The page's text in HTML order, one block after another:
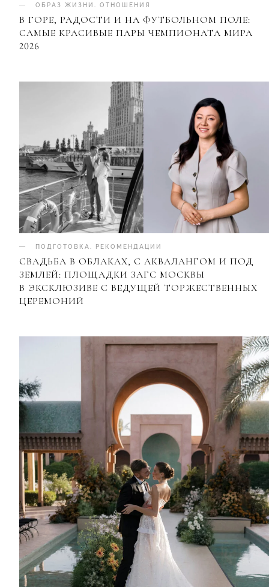
ОБРАЗ ЖИЗНИ . ОТНОШЕНИЯ
В ГОРЕ, РАДОСТИ И НА ФУТБОЛЬНОМ ПОЛЕ:
САМЫЕ КРАСИВЫЕ ПАРЫ ЧЕМПИОНАТА МИРА
2026
ПОДГОТОВКА РЕКОМЕНДАЦИИ
СВАДЬБА В ОБЛАКАХ, С АКВАЛАНГОМ И ПОД
ЗЕМЛЕЙ: ПЛОЩАДКИ ЗАГС МОСКВЫ
В ЭКСКЛЮЗИВЕ С ВЕДУЩЕЙ ТОРЖЕСТВЕННЫХ
ЦЕРЕМОНИЙ